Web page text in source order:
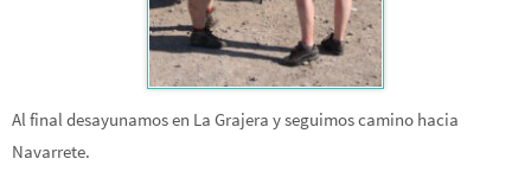
Al final desayunamos en La Grajera y seguimos camino hacia
Navarrete.